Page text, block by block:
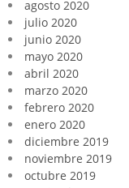
agosto 2020
julio 2020
junio 2020
mayo 2020
abril 2020
marzo 2020
febrero 2020
enero 2020
diciembre 2019
noviembre 2019
octubre 2019